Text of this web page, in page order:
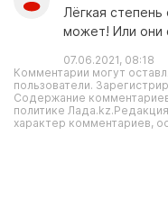
Лёгкая степень
может! Или они
07.06.2021, 08:18
Комментарии могут
пользователи.
Содержание
политике
характер комментариев,